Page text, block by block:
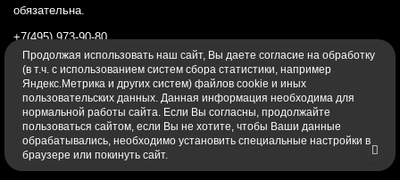
обязательна.
+7(495) 973-90-80
Политика конфиденциальности
Продолжая использовать наш cайт, Вы даете согласие на обработку
(в т.ч. с использованием систем сбора статистики, например
Яндекс.Метрика и других систем) файлов cookie и иных
пользовательских данных. Данная информация необходима для
нормальной работы сайта. Если Вы согласны, продолжайте
пользоваться сайтом, если Вы не хотите, чтобы Ваши данные
обрабатывались, необходимо установить специальные настройки в
браузере или покинуть сайт.